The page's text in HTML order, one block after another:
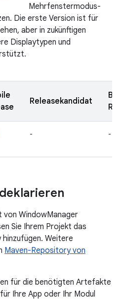
Mehrfenstermodus-
Die erste Version ist für
aber in zukünftigen
Displaytypen und
Releasekandidat
- -
von WindowManager
Sie Ihrem Projekt das
Weitere
Maven-Repository von
für die benötigten Artefakte
für Ihre App oder Ihr Modul